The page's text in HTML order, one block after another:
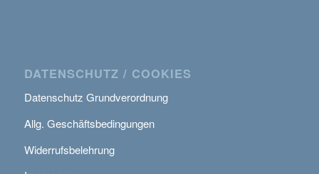
DATENSCHUTZ / COOKIES
Datenschutz Grundverordnung
Allg. Geschäftsbedingungen
Widerrufsbelehrung